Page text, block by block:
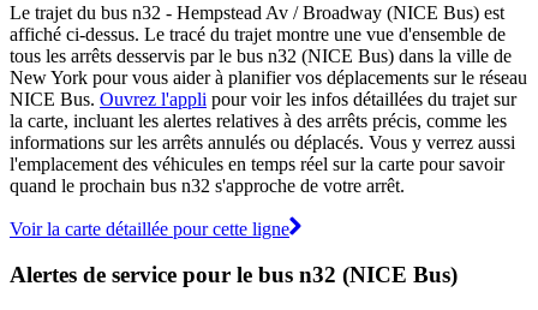
Le trajet du bus n32 - Hempstead Av / Broadway (NICE Bus) est
affiché ci-dessus. Le tracé du trajet montre une vue d'ensemble de
tous les arrêts desservis par le bus n32 (NICE Bus) dans la ville de
New York pour vous aider à planifier vos déplacements sur le réseau
NICE Bus. Ouvrez l'appli pour voir les infos détaillées du trajet sur
la carte, incluant les alertes relatives à des arrêts précis, comme les
informations sur les arrêts annulés ou déplacés. Vous y verrez aussi
l'emplacement des véhicules en temps réel sur la carte pour savoir
quand le prochain bus n32 s'approche de votre arrêt.
Voir la carte détaillée pour cette ligne
Alertes de service pour le bus n32 (NICE Bus)